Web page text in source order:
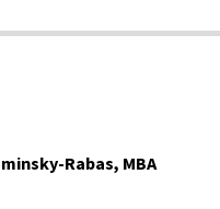
Rabas, MBA